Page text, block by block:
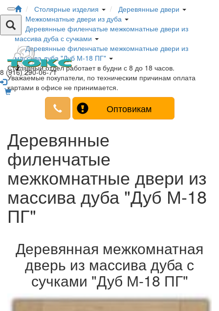
8 (916) 290-06-71
Столярные изделия
Деревянные двери
Межкомнатные двери из дуба
Деревянные филенчатые межкомнатные двери из
массива дуба с сучками
Деревянные филенчатые межкомнатные двери из
массива дуба "Дуб М-18 ПГ"
Столярный отдел работает в будни с 8 до 18 часов.
Уважаемые покупатели, по техническим причинам оплата
картами в офисе не принимается.
Оптовикам
Деревянные
филенчатые
межкомнатные двери из
массива дуба "Дуб М-18
ПГ"
Деревянная межкомнатная
дверь из массива дуба с
сучками "Дуб М-18 ПГ"